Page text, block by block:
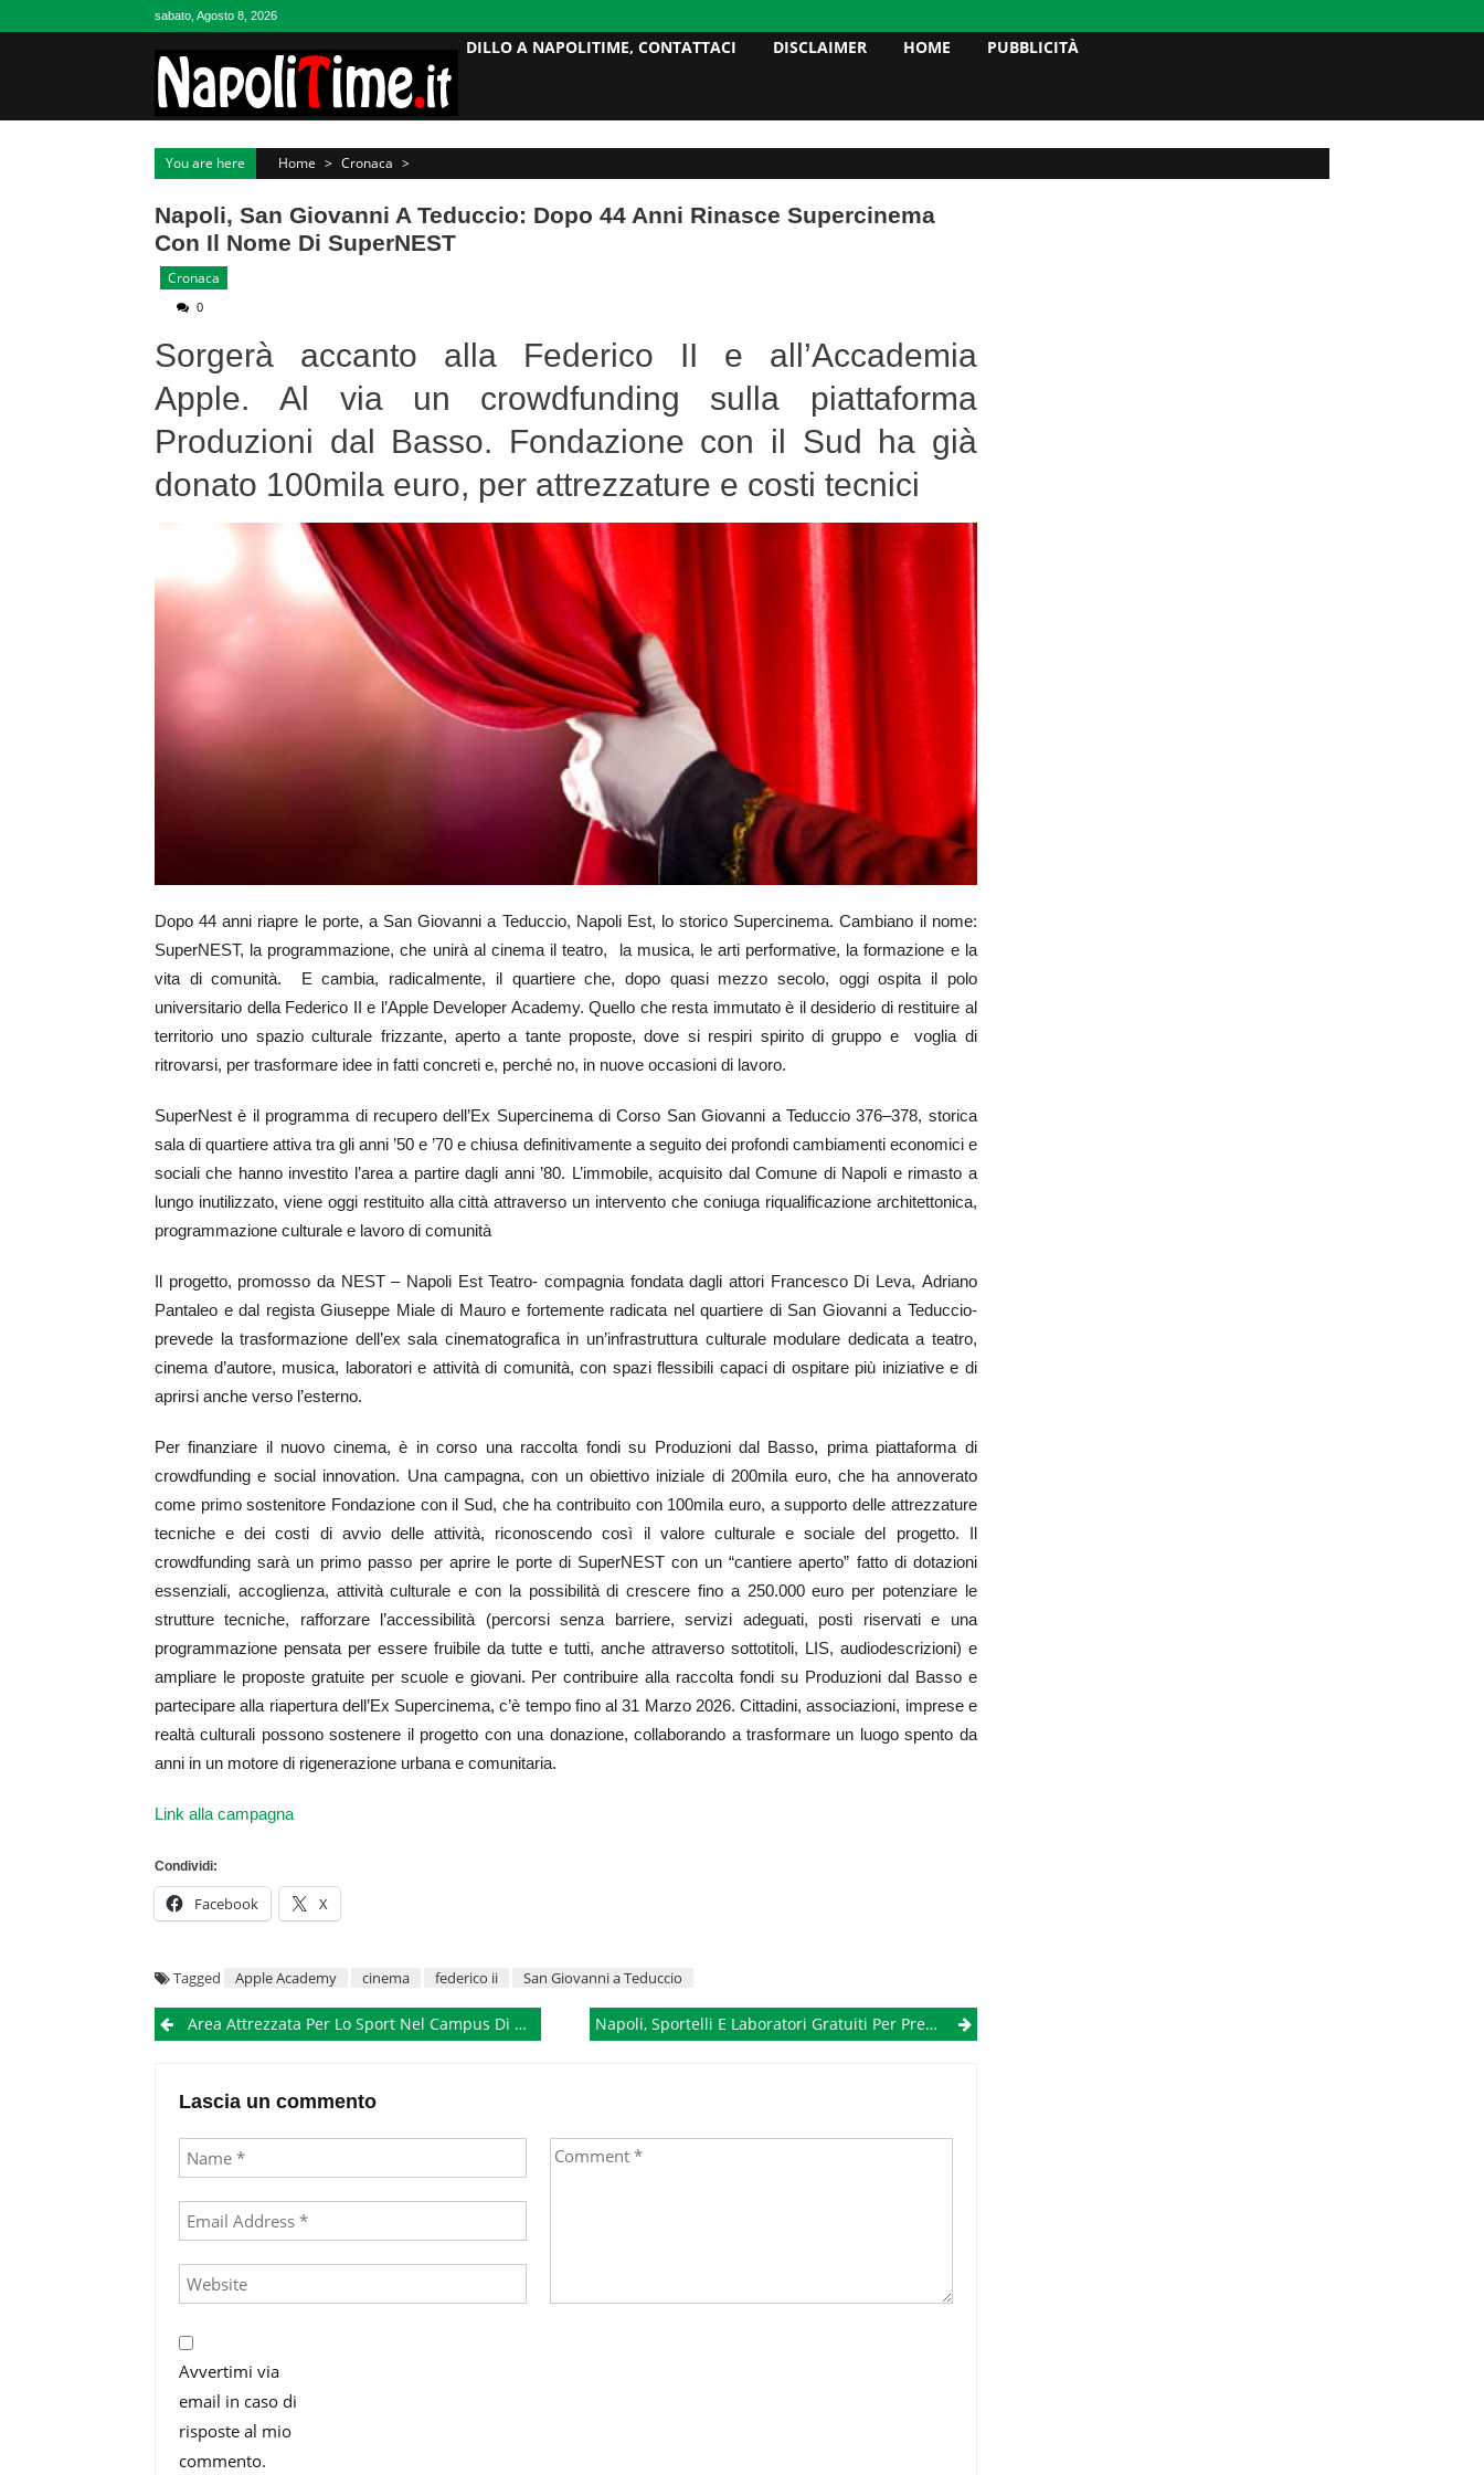
sabato, Agosto 8, 2026
DILLO A NAPOLITIME, CONTATTACI DISCLAIMER HOME PUBBLICITÀ
You are here Home > Cronaca >
Napoli, San Giovanni A Teduccio: Dopo 44 Anni Rinasce Supercinema
Con Il Nome Di SuperNEST
Cronaca
0
Sorgerà accanto alla Federico II e all’Accademia
Apple. Al via un crowdfunding sulla piattaforma
Produzioni dal Basso. Fondazione con il Sud ha già
donato 100mila euro, per attrezzature e costi tecnici
Dopo 44 anni riapre le porte, a San Giovanni a Teduccio, Napoli Est, lo storico Supercinema. Cambiano il nome:
SuperNEST, la programmazione, che unirà al cinema il teatro, la musica, le arti performative, la formazione e la
vita di comunità. E cambia, radicalmente, il quartiere che, dopo quasi mezzo secolo, oggi ospita il polo
universitario della Federico II e l’Apple Developer Academy. Quello che resta immutato è il desiderio di restituire al
territorio uno spazio culturale frizzante, aperto a tante proposte, dove si respiri spirito di gruppo e voglia di
ritrovarsi, per trasformare idee in fatti concreti e, perché no, in nuove occasioni di lavoro.
SuperNest è il programma di recupero dell’Ex Supercinema di Corso San Giovanni a Teduccio 376–378, storica
sala di quartiere attiva tra gli anni ’50 e ’70 e chiusa definitivamente a seguito dei profondi cambiamenti economici e
sociali che hanno investito l’area a partire dagli anni ’80. L’immobile, acquisito dal Comune di Napoli e rimasto a
lungo inutilizzato, viene oggi restituito alla città attraverso un intervento che coniuga riqualificazione architettonica,
programmazione culturale e lavoro di comunità
Il progetto, promosso da NEST – Napoli Est Teatro- compagnia fondata dagli attori Francesco Di Leva, Adriano
Pantaleo e dal regista Giuseppe Miale di Mauro e fortemente radicata nel quartiere di San Giovanni a Teduccio-
prevede la trasformazione dell’ex sala cinematografica in un’infrastruttura culturale modulare dedicata a teatro,
cinema d’autore, musica, laboratori e attività di comunità, con spazi flessibili capaci di ospitare più iniziative e di
aprirsi anche verso l’esterno.
Per finanziare il nuovo cinema, è in corso una raccolta fondi su Produzioni dal Basso, prima piattaforma di
crowdfunding e social innovation. Una campagna, con un obiettivo iniziale di 200mila euro, che ha annoverato
come primo sostenitore Fondazione con il Sud, che ha contribuito con 100mila euro, a supporto delle attrezzature
tecniche e dei costi di avvio delle attività, riconoscendo così il valore culturale e sociale del progetto. Il
crowdfunding sarà un primo passo per aprire le porte di SuperNEST con un “cantiere aperto” fatto di dotazioni
essenziali, accoglienza, attività culturale e con la possibilità di crescere fino a 250.000 euro per potenziare le
strutture tecniche, rafforzare l’accessibilità (percorsi senza barriere, servizi adeguati, posti riservati e una
programmazione pensata per essere fruibile da tutte e tutti, anche attraverso sottotitoli, LIS, audiodescrizioni) e
ampliare le proposte gratuite per scuole e giovani. Per contribuire alla raccolta fondi su Produzioni dal Basso e
partecipare alla riapertura dell’Ex Supercinema, c’è tempo fino al 31 Marzo 2026. Cittadini, associazioni, imprese e
realtà culturali possono sostenere il progetto con una donazione, collaborando a trasformare un luogo spento da
anni in un motore di rigenerazione urbana e comunitaria.
Link alla campagna
Condividi:
Facebook X
Tagged Apple Academy cinema federico ii San Giovanni a Teduccio
PostArea Attrezzata Per Lo Sport Nel Campus Di Monte Sant’Angelo Della Federico II Napoli, Sportelli E Laboratori Gratuiti Per Prevenire Violenza E Disagio Negli Adolescenti
Lascia un commento
Avvertimi via
email in caso di
risposte al mio
commento.